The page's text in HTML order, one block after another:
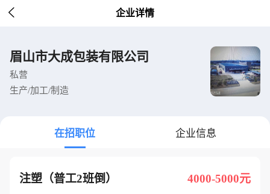
 企业详情
眉山市大成包装有限公司
私营
生产/加工/制造
在招职位 企业信息
注塑（普工2班倒） 4000-5000元